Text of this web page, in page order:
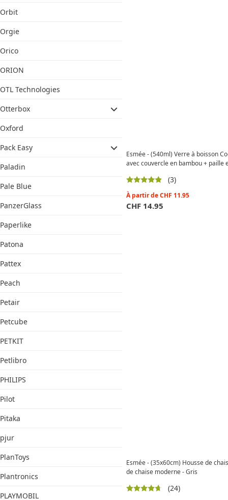
Orbit
Orgie
Orico
ORION
OTL Technologies
Otterbox
Oxford
Pack Easy
Paladin
Pale Blue
PanzerGlass
Paperlike
Patona
Pattex
Peach
Petair
Petcube
PETKIT
Petlibro
PHILIPS
Pilot
Pitaka
pjur
PlanToys
Plantronics
PLAYMOBIL
Esmée - (540ml) Verre à boisson
avec couvercle en bambou + paille
(3)
À partir deCHF 11.95
CHF 14.95
Esmée - (35x60cm) Housse de
de chaise moderne - Gris
(24)